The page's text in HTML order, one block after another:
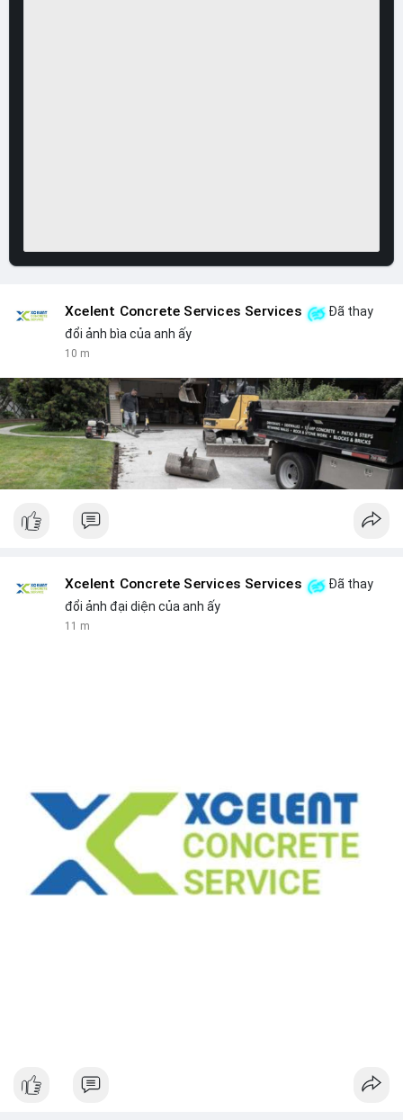
Xcelent Concrete Services Services
Đã thay
đổi ảnh bìa của anh ấy
10 m
Xcelent Concrete Services Services
Đã thay
đổi ảnh đại diện của anh ấy
11 m